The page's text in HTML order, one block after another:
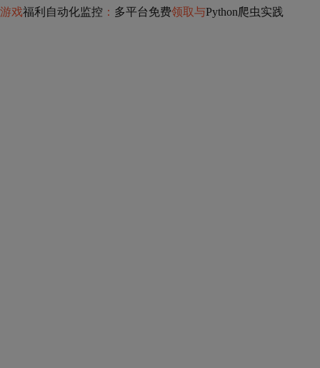
游戏福利自动化监控 ： 多平台免费领取与Python爬虫实践